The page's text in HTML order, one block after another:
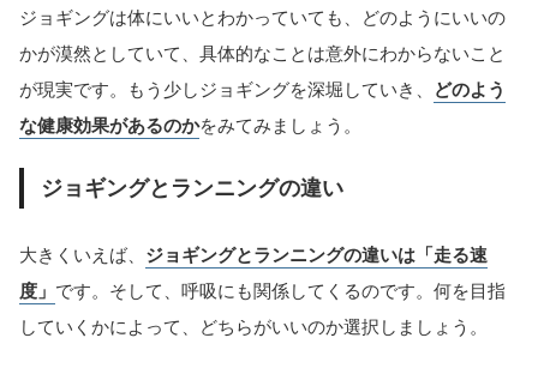
ジョギングは体にいいとわかっていても、どのようにいいの
かが漠然としていて、具体的なことは意外にわからないこと
が現実です。もう少しジョギングを深堀していき、
どのよう
な健康効果があるのかをみてみましょう。
ジョギングとランニングの違い
大きくいえば、 ジョギングとランニングの違いは「走る速
度」 です。そして、呼吸にも関係してくるのです。何を目指
していくかによって、どちらがいいのか選択しましょう。